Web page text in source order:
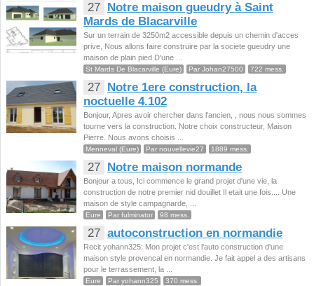
27
Notre maison gueudry à Saint
Mards de Blacarville
Sur un terrain de 3250m2 accessible depuis un chemin d'acces
prive, Nous allons faire construire par la societe gueudry une
maison de plain pied D'une ...
St Mards De Blacarville (Eure) Par Johan27500 722 mess.
27
Notre 1ere construction, la
noctuelle 4.102
Bonjour, Apres avoir chercher dans l'ancien, , nous nous sommes
tourne vers la construction. Notre choix constructeur, Maison
Pierre. Nous avons choisis ...
Menneval (Eure) Par nouvellevie27 1889 mess.
27 Notre maison normande
Bonjour a tous, Ici commence le grand projet d'une vie, la
construction de notre premier nid douillet Il etait une fois.... Une
maison de style campagnarde, ...
Eure Par fulminator 98 mess.
27 autoconstruction en normandie
Recit yohann325: Mon projet c'est l'auto construction d'une
maison style provencal en normandie. Je fait appel a des artisans
pour le terrassement, la ...
Eure Par yohann325 370 mess.